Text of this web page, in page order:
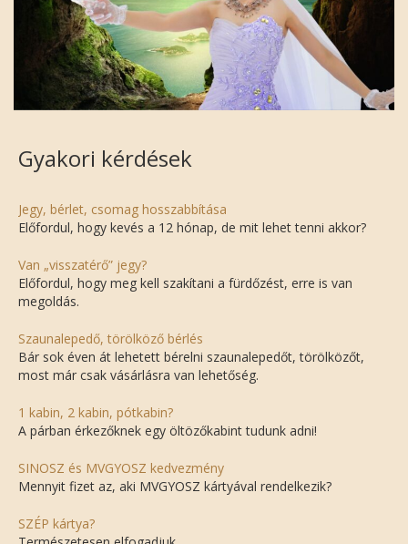
Gyakori kérdések
Jegy, bérlet, csomag hosszabbítása
Előfordul, hogy kevés a 12 hónap, de mit lehet tenni akkor?
Van „visszatérő” jegy?
Előfordul, hogy meg kell szakítani a fürdőzést, erre is van
megoldás.
Szaunalepedő, törölköző bérlés
Bár sok éven át lehetett bérelni szaunalepedőt, törölközőt,
most már csak vásárlásra van lehetőség.
1 kabin, 2 kabin, pótkabin?
A párban érkezőknek egy öltözőkabint tudunk adni!
SINOSZ és MVGYOSZ kedvezmény
Mennyit fizet az, aki MVGYOSZ kártyával rendelkezik?
SZÉP kártya?